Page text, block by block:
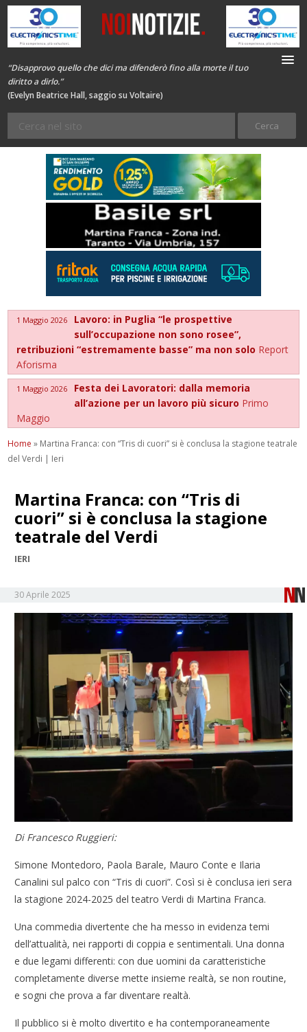
“Disapprovo quello che dici ma difenderò fino alla morte il tuo
diritto a dirlo.”
(Evelyn Beatrice Hall, saggio su Voltaire)
1 Maggio 2026
Lavoro: in Puglia “le prospettive
sull’occupazione non sono rosee”,
retribuzioni “estremamente basse” ma non solo Report
Aforisma
1 Maggio 2026
Festa dei Lavoratori: dalla memoria
all’azione per un lavoro più sicuro Primo
Maggio
Home » Martina Franca: con “Tris di cuori” si è conclusa la stagione teatrale
del Verdi | Ieri
Martina Franca: con “Tris di
cuori” si è conclusa la stagione
teatrale del Verdi
IERI
30 Aprile 2025
Di Francesco Ruggieri:
Simone Montedoro, Paola Barale, Mauro Conte e Ilaria
Canalini sul palco con “Tris di cuori”. Così si è conclusa ieri sera
la stagione 2024-2025 del teatro Verdi di Martina Franca.
Una commedia divertente che ha messo in evidenza temi
dell’attualità, nei rapporti di coppia e sentimentali. Una donna
e due legami differenti: con due uomini da caratteristiche
completamente diverse mette insieme realtà, se non routine,
e sogni che prova a far diventare realtà.
Il pubblico si è molto divertito e ha contemporaneamente